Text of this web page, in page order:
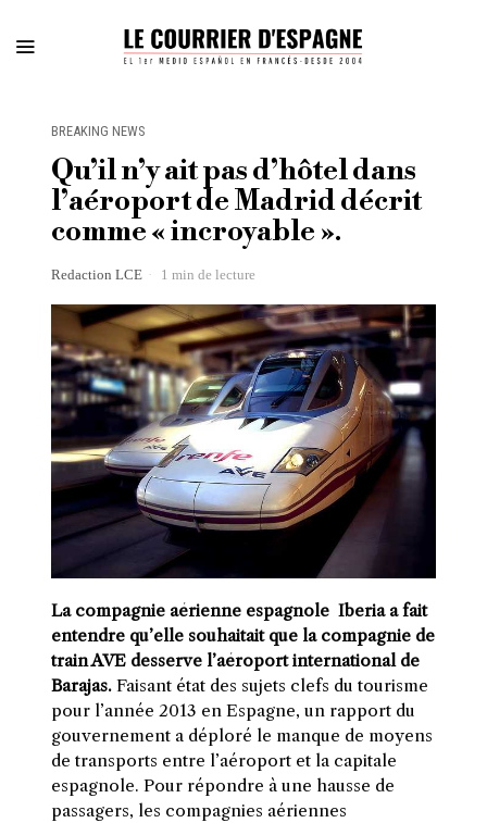
BREAKING NEWS
Qu’il n’y ait pas d’hôtel dans
l’aéroport de Madrid décrit
comme « incroyable ».
Redaction LCE 1 min de lecture
La compagnie aérienne espagnole Iberia a fait
entendre qu’elle souhaitait que la compagnie de
train AVE desserve l’aéroport international de
Barajas.Faisant état des sujets clefs du tourisme
pour l’année 2013 en Espagne, un rapport du
gouvernement a déploré le manque de moyens
de transports entre l’aéroport et la capitale
espagnole. Pour répondre à une hausse de
passagers, les compagnies aériennes